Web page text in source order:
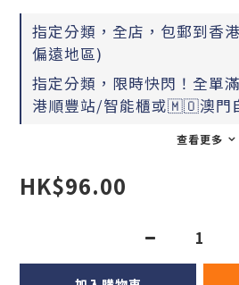
指定分類，全店，包郵到香
偏遠地區)
指定分類，限時快閃！全單
港順豐站/智能櫃或🇲🇴澳門
查看更多
HK$96.00